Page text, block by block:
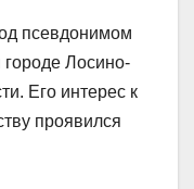
псевдонимом
Лосино-
Его интерес к
проявился